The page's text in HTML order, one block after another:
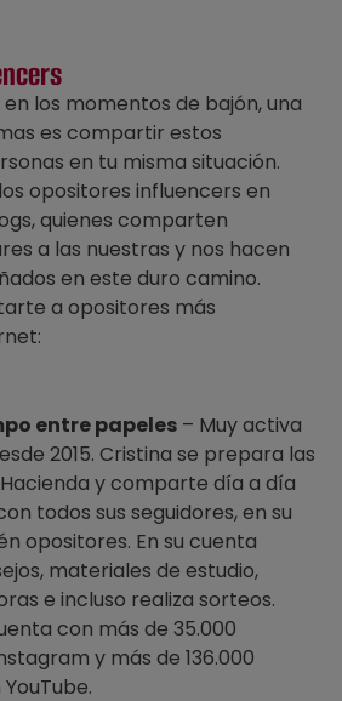
los momentos de bajón, una
es compartir estos
en tu misma situación.
opositores influencers en
quienes comparten
a las nuestras y nos hacen
en este duro camino.
a opositores más
entre papeles – Muy activa
2015. Cristina se prepara las
y comparte día a día
todos sus seguidores, en su
opositores. En su cuenta
materiales de estudio,
e incluso realiza sorteos.
con más de 35.000
y más de 136.000